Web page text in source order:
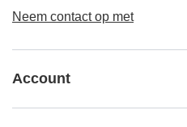
Neem contact op met
Account